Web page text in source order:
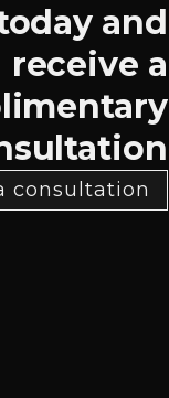
and
receive a
consultation >